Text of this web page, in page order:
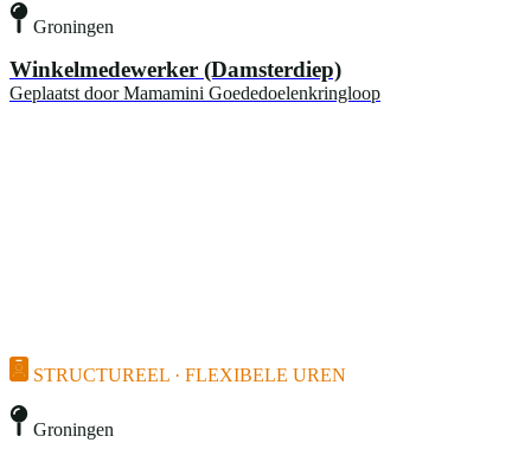
Groningen
Winkelmedewerker (Damsterdiep)
Geplaatst door Mamamini Goededoelenkringloop
STRUCTUREEL · FLEXIBELE UREN
Groningen